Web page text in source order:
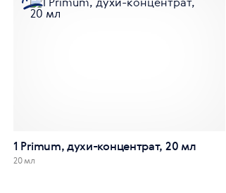
1 Primum, духи-концентрат, 20 мл
20 мл